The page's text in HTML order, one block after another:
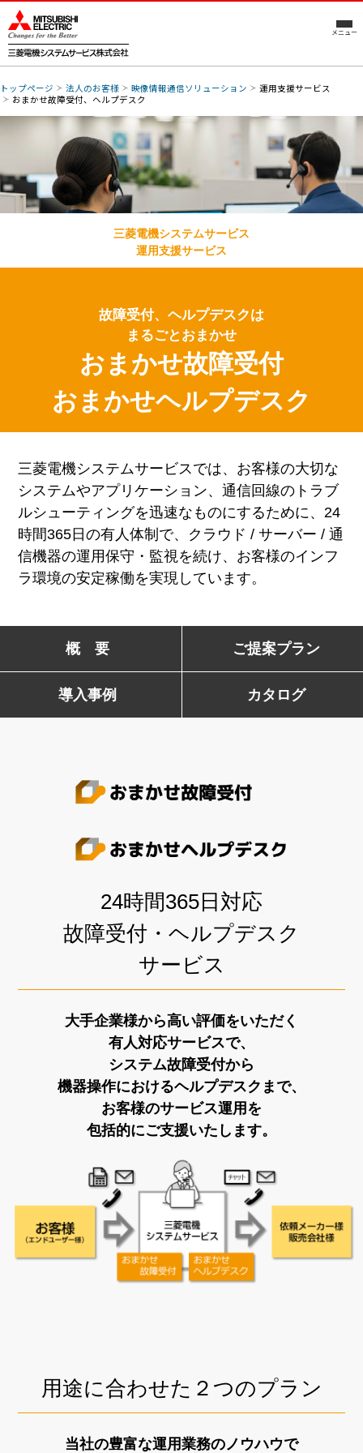
メニュー
トップページ 法人のお客様 映像情報通信ソリューション
運用支援サービス
おまかせ故障受付、ヘルプデスク
三菱電機システムサービス
運用支援サービス
故障受付、ヘルプデスクは
まるごとおまかせ
おまかせ故障受付
おまかせヘルプデスク
三菱電機システムサービスでは、お客様の大切な
システムやアプリケーション、通信回線のトラブ
ルシューティングを迅速なものにするために、24
時間365日の有人体制で、クラウド / サーバー / 通
信機器の運用保守・監視を続け、お客様のインフ
ラ環境の安定稼働を実現しています。
概 要 ご提案プラン
導入事例 カタログ
24時間365日対応
故障受付・ヘルプデスク
サービス
大手企業様から高い評価をいただく
有人対応サービスで、
システム故障受付から
機器操作におけるヘルプデスクまで、
お客様のサービス運用を
包括的にご支援いたします。
用途に合わせた２つのプラン
当社の豊富な運用業務のノウハウで